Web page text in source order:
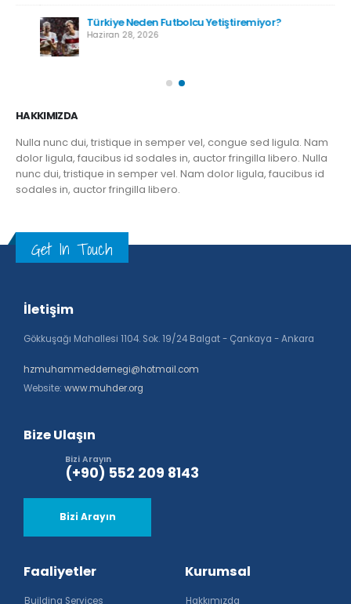
Türkiye Neden Futbolcu Yetiştiremiyor?
Haziran 28, 2026
HAKKIMIZDA
Nulla nunc dui, tristique in semper vel, congue sed ligula. Nam
dolor ligula, faucibus id sodales in, auctor fringilla libero. Nulla
nunc dui, tristique in semper vel. Nam dolor ligula, faucibus id
sodales in, auctor fringilla libero.
Get In Touch
İletişim
Gökkuşağı Mahallesi 1104. Sok. 19/24 Balgat - Çankaya - Ankara
hzmuhammeddernegi@hotmail.com
Website: www.muhder.org
Bize Ulaşın
Bizi Arayın
(+90) 552 209 8143
Bizi Arayın
Faaliyetler
Building Services
Kurumsal
Hakkımızda